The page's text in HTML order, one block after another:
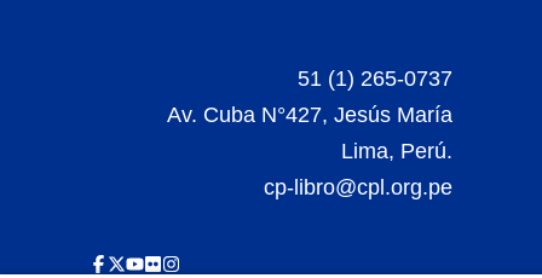
51 (1) 265-0737
Av. Cuba N°427, Jesús María
Lima, Perú.
cp-libro@cpl.org.pe